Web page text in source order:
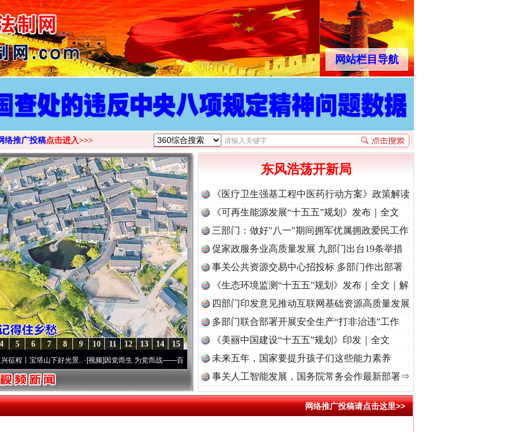
>
网站栏目导航
络推广投稿点击进入>>>
15
14
13
12
11
10
9
8
7
6
5
4
山下好光景..·[视频]因党而生 为党而战——百年“纪”事⑧加强纪律..·[视频]牢记初心使命 奋进复兴征程丨“转折之城”激荡..·[视频]
东风浩荡开新局
《医疗卫生强基工程中医药行动方案》政策解读
《可再生能源发展“十五五”规划》发布｜全文
三部门：做好"八一"期间拥军优属拥政爱民工作
促家政服务业高质量发展 九部门出台19条举措
事关公共资源交易中心招投标 多部门作出部署
《生态环境监测“十五五”规划》发布｜全文｜解
读
四部门印发意见推动互联网基础资源高质量发展
多部门联合部署开展安全生产“打非治违”工作
《美丽中国建设“十五五”规划》印发｜全文
未来五年，国家要提升孩子们这些能力素养
事关人工智能发展，国务院常务会作最新部署⇒
网络推广投稿请点击这里>>